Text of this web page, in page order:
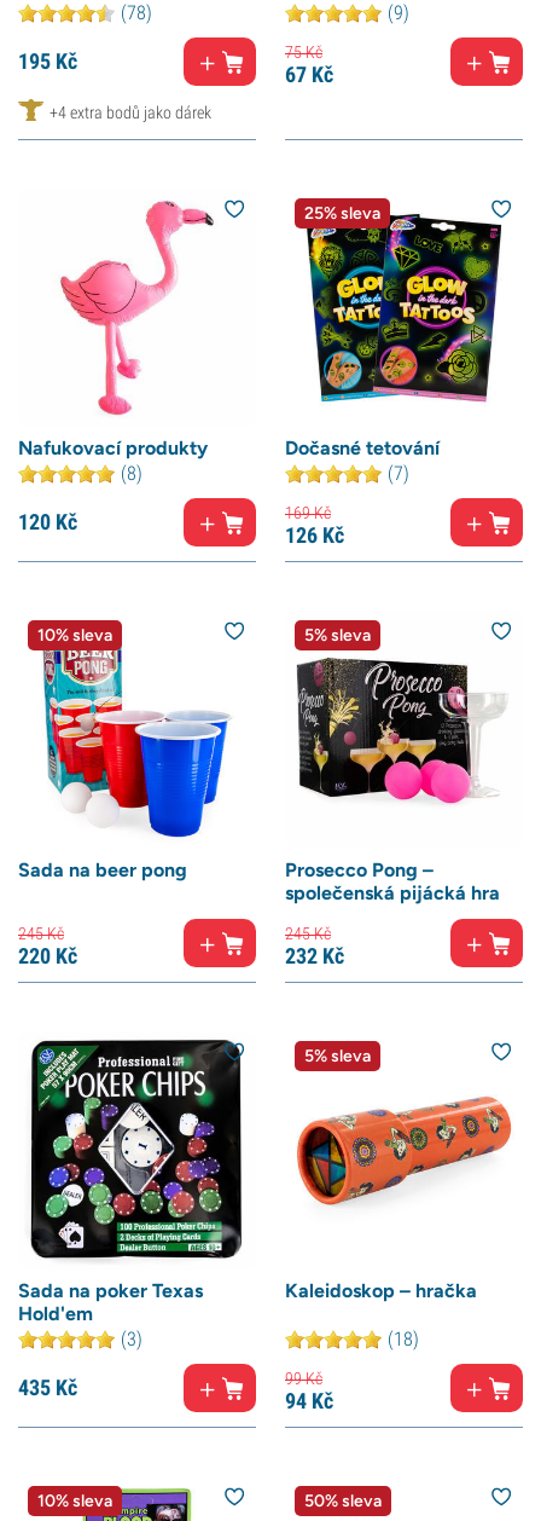
(78)
195 Kč
+4 extra bodů jako dárek
(9)
75Kč
67 Kč
Nafukovací produkty
(8)
120 Kč
25% sleva
Dočasné tetování
(7)
169Kč
126 Kč
10% sleva
Sada na beer pong
245Kč
220 Kč
5% sleva
Prosecco Pong –
společenská pijácká hra
245Kč
232 Kč
Sada na poker Texas
Hold'em
(3)
435 Kč
5% sleva
Kaleidoskop – hračka
(18)
99Kč
94 Kč
10% sleva 50% sleva